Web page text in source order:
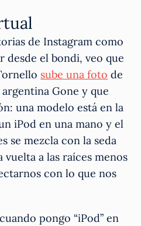
de Instagram como
desde el bondi, veo que
sube una foto de
Gone y que
una modelo está en la
iPod en una mano y el
se mezcla con la seda
vuelta a las raíces menos
con lo que nos
pongo “iPod” en